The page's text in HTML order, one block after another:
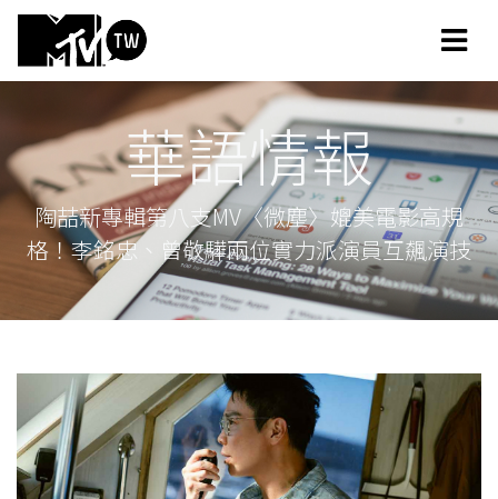
華語情報
陶喆新專輯第八支MV〈微塵〉媲美電影高規
格！李銘忠、曾敬驊兩位實力派演員互飆演技